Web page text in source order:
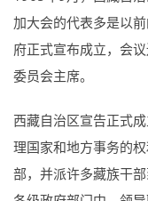
加大会的代表多是以
府正式宣布成立，会
委员会主席。
西藏自治区宣告正式
理国家和地方事务的
部，并派许多藏族干